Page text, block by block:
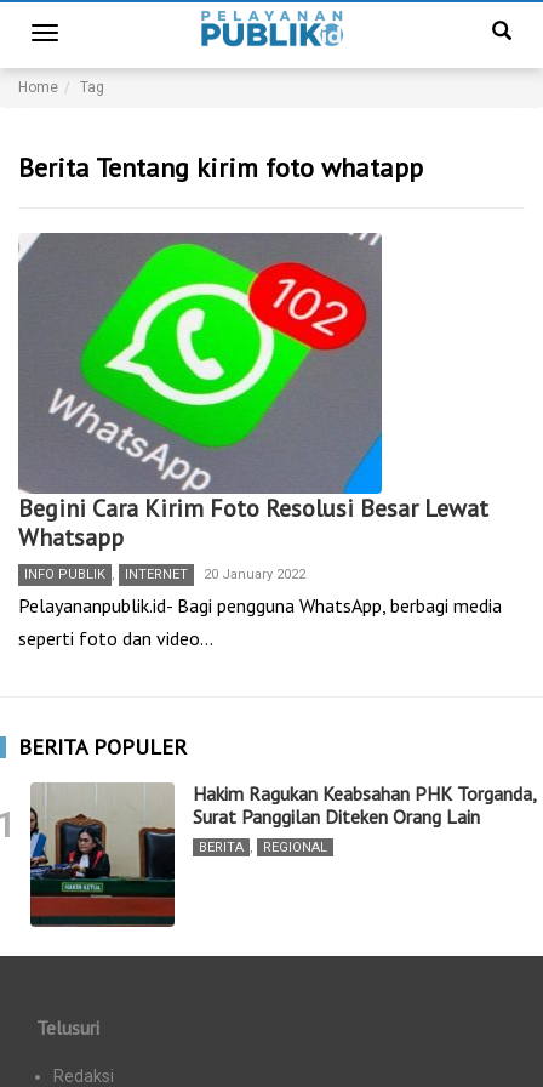
Toggle
navigation
Home Tag
Berita Tentang kirim foto whatapp
Begini Cara Kirim Foto Resolusi Besar Lewat
Whatsapp
INFO PUBLIK , INTERNET 20 January 2022
Pelayananpublik.id- Bagi pengguna WhatsApp, berbagi media
seperti foto dan video…
BERITA POPULER
Hakim Ragukan Keabsahan PHK Torganda,
Surat Panggilan Diteken Orang Lain
BERITA , REGIONAL
Telusuri
Redaksi